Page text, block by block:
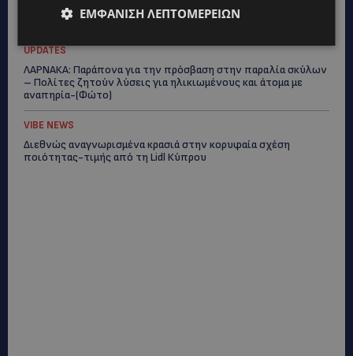
ΦΟΝΟΣ ΣΤΗΝ ΚΕΡΥΝΕΙΑ: Νεκρός 40χρονος – Επτά συλλήψεις,
ο ένας τραυματισμένος
UPDATES
ΛΑΡΝΑΚΑ: Παράπονα για την πρόσβαση στην παραλία σκύλων
– Πολίτες ζητούν λύσεις για ηλικιωμένους και άτομα με
αναπηρία-(Φώτο)
VIBE NEWS
Διεθνώς αναγνωρισμένα κρασιά στην κορυφαία σχέση
ποιότητας-τιμής από τη Lidl Κύπρου
ΕΜΦΆΝΙΣΗ ΛΕΠΤΟΜΕΡΕΙΏΝ